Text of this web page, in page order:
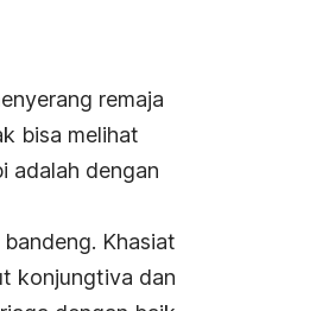
remaja
bisa melihat
adalah dengan
Khasiat
konjungtiva dan